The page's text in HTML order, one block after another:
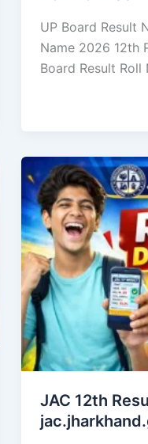
UP Board Result
Name 2026 12th
Board Result Roll
JAC 12th